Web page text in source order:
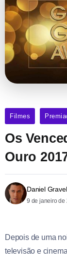
Filmes
Os
Ouro
Daniel
9 de janeiro de
Depois de uma
televisão e